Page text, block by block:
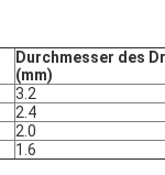
Durchmesser des
(mm)
3.2
2.4
2.0
1.6